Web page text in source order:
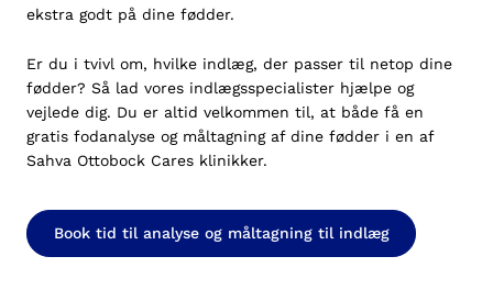
ekstra godt på dine fødder.
Er du i tvivl om, hvilke indlæg, der passer til netop dine
fødder? Så lad vores indlægsspecialister hjælpe og
vejlede dig. Du er altid velkommen til, at både få en
gratis fodanalyse og måltagning af dine fødder i en af
Sahva Ottobock Cares klinikker.
Book tid til analyse og måltagning til indlæg